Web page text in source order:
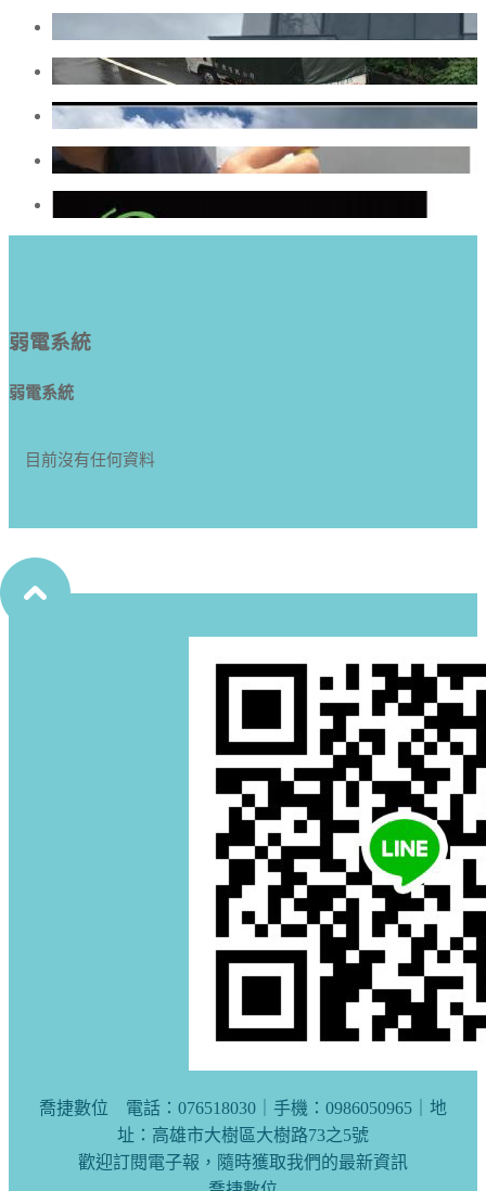
弱電系統
弱電系統
目前沒有任何資料
喬捷數位 電話：076518030｜手機：0986050965｜地
址：高雄市大樹區大樹路73之5號
歡迎訂閱電子報，隨時獲取我們的最新資訊